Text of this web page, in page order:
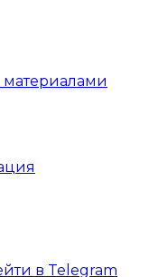
в Telegram